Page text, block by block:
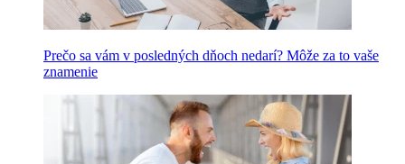
Prečo sa vám v posledných dňoch nedarí? Môže za to vaše
znamenie